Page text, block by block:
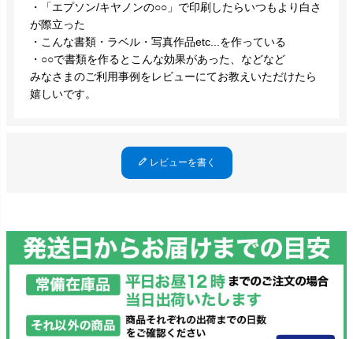
・「エプソン/キヤノンの○○」で印刷したらいつもより白さ
が際立った
・こんな書類・ラベル・写真作品etc...を作っている
・○○で書類を作るとこんな効果があった、などなど
みなさまのご利用事例をレビューにてお教えいただけたら
嬉しいです。
レビューを書く